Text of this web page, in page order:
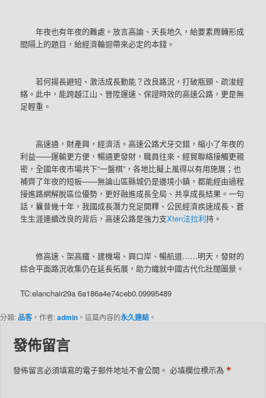
年夜也有年夜的難處。放言高論、天長地久，給要素周轉形成
間隔上的題目，給經濟輪迴帶來必定的本錢。
若何揚長避短、激活成長動能？改良路況，打破瓶頸、疏浚經
絡。此中，能跨越江山、晉陞運速、保證時效的高速公路，更是無
足輕重。
高速通，財產興，經濟活。高速公路犬牙交錯，縮小了年夜的
利益——運輸更方便，暢通更發財，職員往來、經貿聯絡接觸更親
密，全國年夜市場共下“一盤棋”，各地比擬上風得以有用施展；也
補齊了年夜的短板——無論山區縣城仍是邊境小鎮，都能經由過程
接進路網解脫區位優勢，更好融進成長全局、共享成長結果。一句
話，曩昔幾十年，我國成長潛力充足開釋、公民經濟疾速成長、蒼
生生涯連續改良的背后，高速公路是強力支Xten法拉利持。
修高速、架高鐵、建機場、興口岸、暢航道……明天，發財的
綜合平面路況收集仍在延長拓展，助力織就中國古代化壯闊圖景。
TC:elanchair29a 6a186a4e74ceb0.09995489
分類: 品客 ，作者:admin 。這篇內容的永久連結 。
發佈留言
發佈留言必須填寫的電子郵件地址不會公開。 必填欄位標示為*